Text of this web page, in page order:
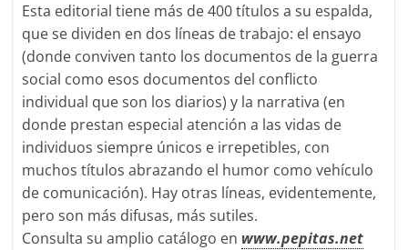
Esta editorial tiene más de 400 títulos a su espalda,
que se dividen en dos líneas de trabajo: el ensayo
(donde conviven tanto los documentos de la guerra
social como esos documentos del conflicto
individual que son los diarios) y la narrativa (en
donde prestan especial atención a las vidas de
individuos siempre únicos e irrepetibles, con
muchos títulos abrazando el humor como vehículo
de comunicación). Hay otras líneas, evidentemente,
pero son más difusas, más sutiles.
Consulta su amplio catálogo en www.pepitas.net